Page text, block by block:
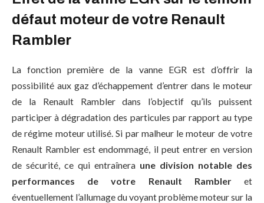
défaut moteur de votre Renault
Rambler
La fonction première de la vanne EGR est d’offrir la
possibilité aux gaz d’échappement d’entrer dans le moteur
de la Renault Rambler dans l’objectif qu’ils puissent
participer à dégradation des particules par rapport au type
de régime moteur utilisé. Si par malheur le moteur de votre
Renault Rambler est endommagé, il peut entrer en version
de sécurité, ce qui entraînera une division notable des
performances de votre Renault Rambleret
éventuellement l’allumage du voyant problème moteur sur la